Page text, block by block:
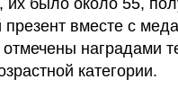
их было около 55,
вместе с
наградами
категории.